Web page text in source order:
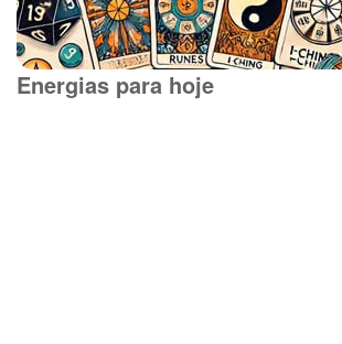
Energias para hoje